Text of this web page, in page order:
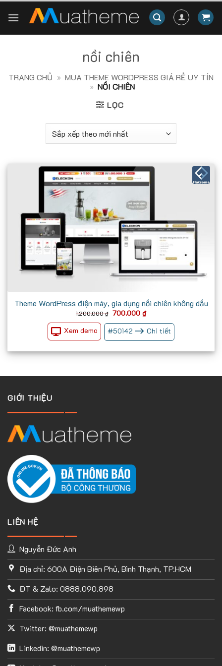
nồi chiên
TRANG CHỦ » MUA THEME WORDPRESS GIÁ RẺ UY TÍN
» NỒI CHIÊN
LỌC
Theme WordPress điện máy, gia dụng nồi chiên không dầu
1.200.000₫ Giá
là:
1.200.000 ₫.
700.000 ₫Giá
hiện
tại
là:
700.000 ₫.
Xem demo #50142 Chi tiết
GIỚI THIỆU
LIÊN HỆ
Nguyễn Đức Anh
Địa chỉ: 600A Điện Biên Phủ, Bình Thạnh, TP.HCM
ĐT & Zalo: 0888.090.898
Facebook: fb.com/muathemewp
Twitter: @muathemewp
Linkedin: @muathemewp